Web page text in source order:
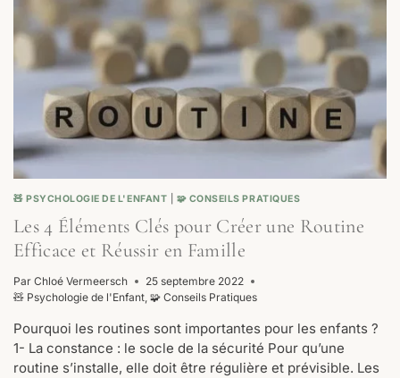
MODÈLE
ABC
🧸 PSYCHOLOGIE DE L'ENFANT 🧩 CONSEILS PRATIQUES
Les 4 Éléments Clés pour Créer une Routine
Efficace et Réussir en Famille
Par Chloé Vermeersch
25 septembre 2022
🧸 Psychologie de l'Enfant, 🧩 Conseils Pratiques
Pourquoi les routines sont importantes pour les enfants ?
1- La constance : le socle de la sécurité Pour qu’une
routine s’installe, elle doit être régulière et prévisible. Les